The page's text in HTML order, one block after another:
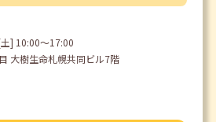
] 10:00〜17:00
大樹生命札幌共同ビル7階